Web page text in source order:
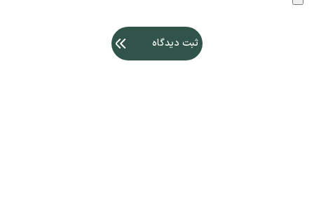
ثبت دیدگاه